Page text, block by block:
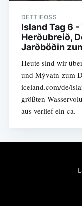
DETTIFOSS
Island Tag 6
Herðubreið,
Jarðböðin
Heute sind wir
und Mývatn zum
iceland.com/de/
größten
aus verlief ein ca.